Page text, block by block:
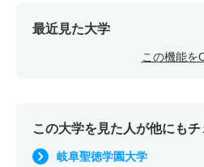
最近見た大学
この機能を
この大学を見た人が他にも
岐阜聖徳学園大学